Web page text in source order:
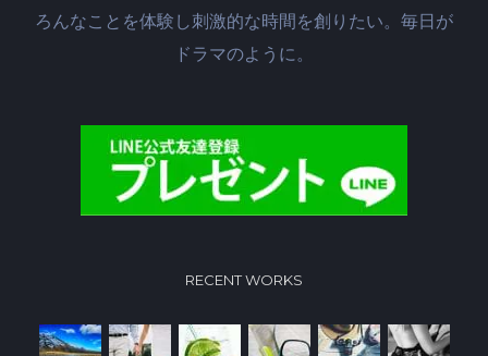
ろんなことを体験し刺激的な時間を創りたい。毎日が
ドラマのように。
RECENT WORKS